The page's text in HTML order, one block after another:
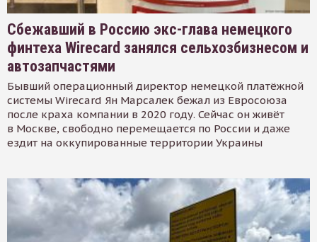
Сбежавший в Россию экс-глава немецкого
финтеха Wirecard занялся сельхозбизнесом и
автозапчастями
Бывший операционный директор немецкой платёжной
системы Wirecard Ян Марсалек бежал из Евросоюза
после краха компании в 2020 году. Сейчас он живёт
в Москве, свободно перемещается по России и даже
ездит на оккупированные территории Украины